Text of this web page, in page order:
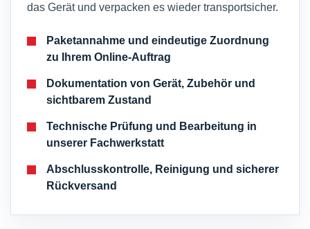
das Gerät und verpacken es wieder transportsicher.
Paketannahme und eindeutige Zuordnung
zu Ihrem Online-Auftrag
Dokumentation von Gerät, Zubehör und
sichtbarem Zustand
Technische Prüfung und Bearbeitung in
unserer Fachwerkstatt
Abschlusskontrolle, Reinigung und sicherer
Rückversand